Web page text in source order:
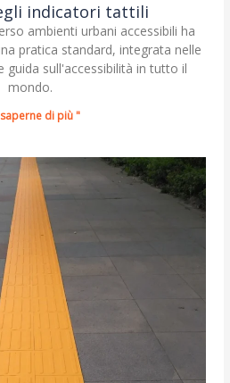
indicatori tattili
ambienti urbani accessibili ha
pratica standard, integrata nelle
guida sull'accessibilità in tutto il
mondo.
di più "